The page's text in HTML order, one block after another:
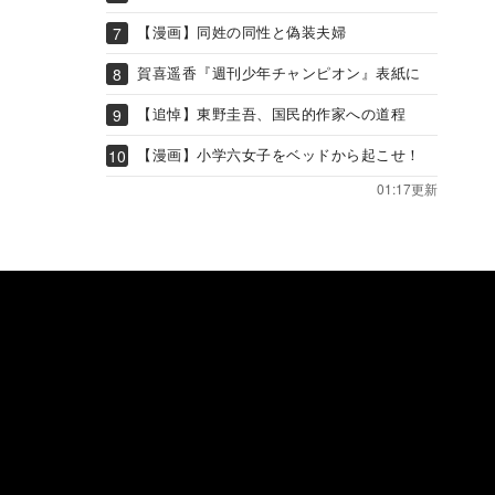
【漫画】同姓の同性と偽装夫婦
賀喜遥香『週刊少年チャンピオン』表紙に
【追悼】東野圭吾、国民的作家への道程
【漫画】小学六女子をベッドから起こせ！
01:17更新